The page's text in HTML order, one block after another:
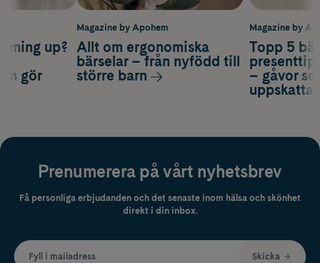
Magazine by
Topp 5
– gåvor
up?
gör
Magazine by Apohem
Allt om ergonomiska
bärselar – från nyfödd till
större barn
Prenumerera på vårt nyhetsbrev
Få personliga erbjudanden och det senaste inom hälsa och skönhet
direkt i din inbox.
Fyll i mailadress Skicka